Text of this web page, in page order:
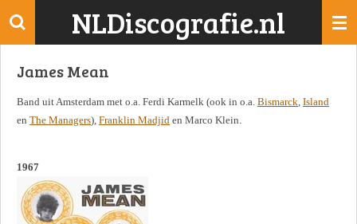
Ga
de
NLDiscografie.nl
James Mean
Band uit Amsterdam met o.a. Ferdi Karmelk (ook in o.a. Bismarck, Island
en The Managers), Franklin Madjid en Marco Klein.
1967